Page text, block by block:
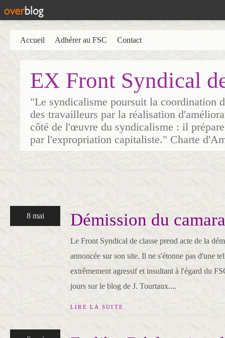
EX Front Syndical
"Le syndicalisme poursuit la coordination
des travailleurs par la réalisation
côté de l'œuvre du syndicalisme : il
par l'expropriation capitaliste." Charte
Accueil Adhérer au FSC Contact
8 mai Démission du
Le Front Syndical de classe prend acte de la
annoncée sur son site. Il ne s'étonne pas d'une
extrêmement agressif et insultant à l'égard du
jours sur le blog de J. Tourtaux....
LIRE LA SUITE